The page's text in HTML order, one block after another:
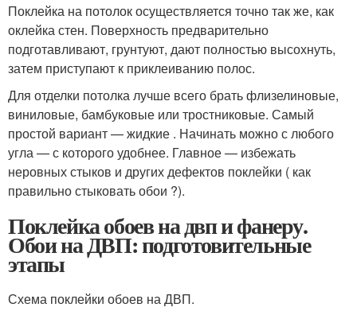
Поклейка на потолок осуществляется точно так же, как
оклейка стен. Поверхность предварительно
подготавливают, грунтуют, дают полностью высохнуть,
затем приступают к приклеиванию полос.
Для отделки потолка лучше всего брать флизелиновые,
виниловые, бамбуковые или тростниковые. Самый
простой вариант — жидкие . Начинать можно с любого
угла — с которого удобнее. Главное — избежать
неровных стыков и других дефектов поклейки ( как
правильно стыковать обои ?).
Поклейка обоев на двп и фанеру.
Обои на ДВП: подготовительные
этапы
Схема поклейки обоев на ДВП.